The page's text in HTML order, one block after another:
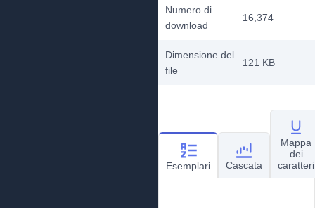
Numero di
download
16,374
Dimensione del
file
121 KB
Esemplari Cascata
Mappa
dei
caratteri